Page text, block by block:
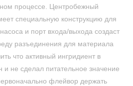
процессе. Центробежный
специальную конструкцию для
и порт входа/выхода создаст
разъединения для материала
что активный ингридиент в
не сделал питательное значение
флейвор держать